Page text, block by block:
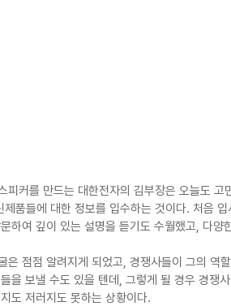
피커를 만드는 대한전자의 김부장은 오늘도
품들에 대한 정보를 입수하는 것이다. 처음
하여 깊이 있는 설명을 듣기도 수월했고, 다양
은 점점 알려지게 되었고, 경쟁사들이 그의 역
을 보낼 수도 있을 텐데, 그렇게 될 경우 경쟁
도 저러지도 못하는 상황이다.